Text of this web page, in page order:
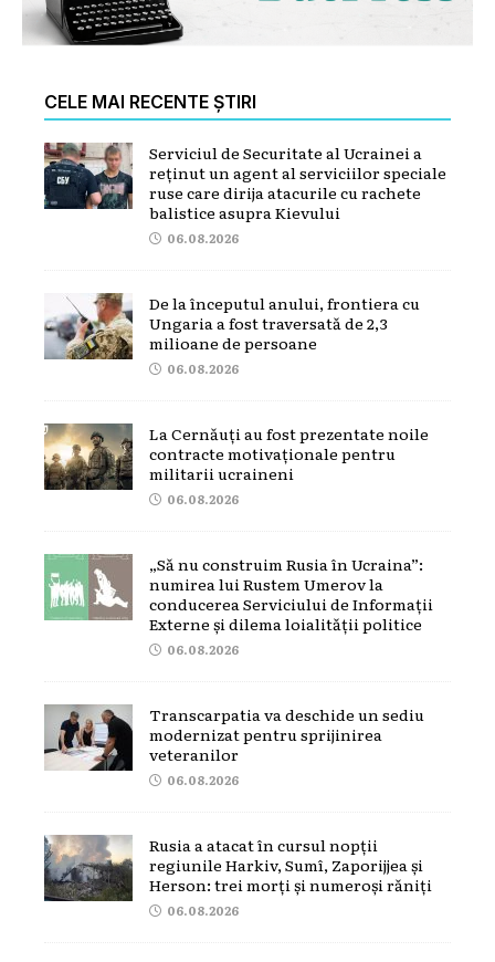
CELE MAI RECENTE ȘTIRI
Serviciul de Securitate al Ucrainei a
reținut un agent al serviciilor speciale
ruse care dirija atacurile cu rachete
balistice asupra Kievului
06.08.2026
De la începutul anului, frontiera cu
Ungaria a fost traversată de 2,3
milioane de persoane
06.08.2026
La Cernăuți au fost prezentate noile
contracte motivaționale pentru
militarii ucraineni
06.08.2026
„Să nu construim Rusia în Ucraina”:
numirea lui Rustem Umerov la
conducerea Serviciului de Informații
Externe și dilema loialității politice
06.08.2026
Transcarpatia va deschide un sediu
modernizat pentru sprijinirea
veteranilor
06.08.2026
Rusia a atacat în cursul nopții
regiunile Harkiv, Sumî, Zaporijjea și
Herson: trei morți și numeroși răniți
06.08.2026